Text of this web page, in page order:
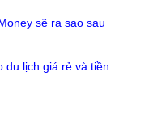
sẽ ra sao sau
du lịch giá rẻ và tiền